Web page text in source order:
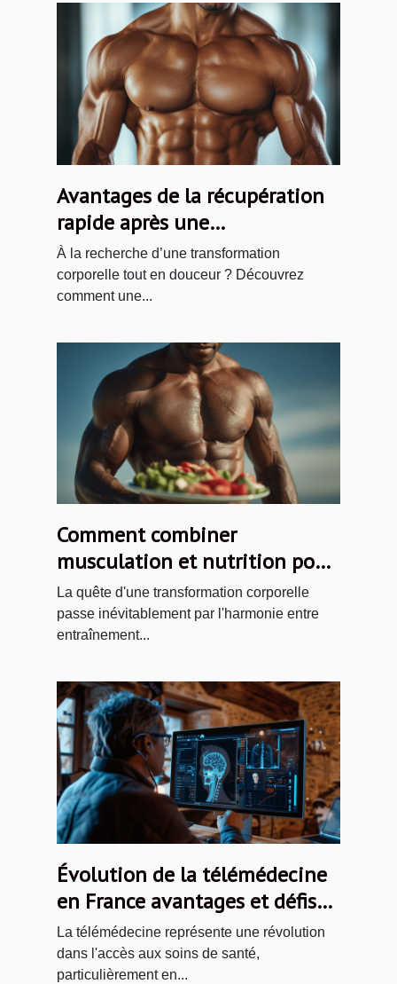
Avantages de la récupération
rapide après une
lipoaspiration de précision
À la recherche d’une transformation
corporelle tout en douceur ? Découvrez
comment une...
Comment combiner
musculation et nutrition pour
une transformation corporelle
optimale
La quête d'une transformation corporelle
passe inévitablement par l'harmonie entre
entraînement...
Évolution de la télémédecine
en France avantages et défis
pour les patients en milieu
rural
La télémédecine représente une révolution
dans l'accès aux soins de santé,
particulièrement en...